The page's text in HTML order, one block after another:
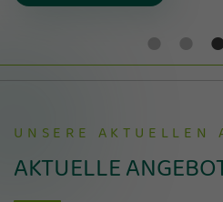
UNSERE AKTUELLEN
AKTUELLE